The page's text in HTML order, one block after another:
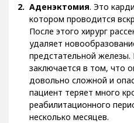
Аденэктомия. Это
котором проводится
После этого хирург
удаляет
предстательной
заключается в том, что
довольно сложной и
пациент теряет много
реабилитационного
несколько месяцев.